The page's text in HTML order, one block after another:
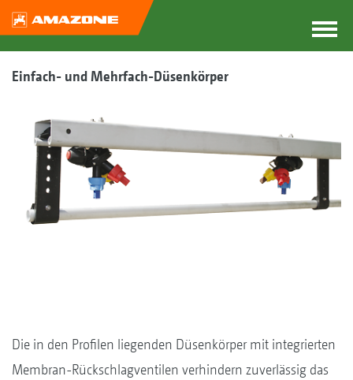
Einfach- und Mehrfach-Düsenkörper
Die in den Profilen liegenden Düsenkörper mit integrierten
Membran-Rückschlagventilen verhindern zuverlässig das